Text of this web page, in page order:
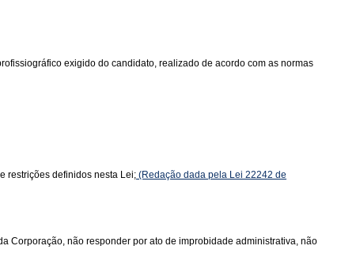
exigido do candidato, realizado de acordo com as normas
restrições definidos nesta Lei; (Redação dada pela Lei 22242 de
Corporação, não responder por ato de improbidade administrativa, não